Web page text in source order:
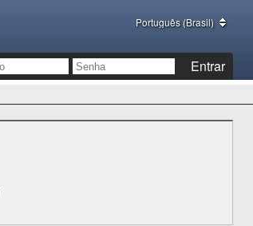
Português (Brasil)
Entrar